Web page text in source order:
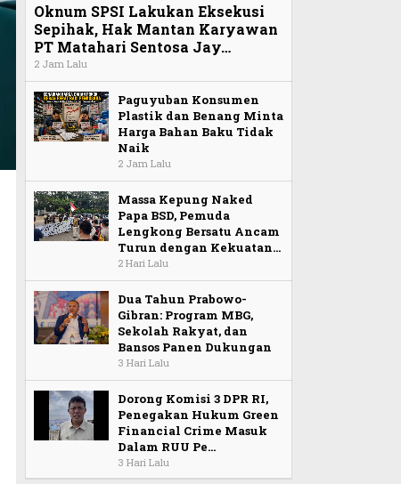
Oknum SPSI Lakukan Eksekusi
Sepihak, Hak Mantan Karyawan
PT Matahari Sentosa Jay…
2 Jam Lalu
Paguyuban Konsumen
Plastik dan Benang Minta
Harga Bahan Baku Tidak
Naik
2 Jam Lalu
Massa Kepung Naked
Papa BSD, Pemuda
Lengkong Bersatu Ancam
Turun dengan Kekuatan…
2 Hari Lalu
Dua Tahun Prabowo-
Gibran: Program MBG,
Sekolah Rakyat, dan
Bansos Panen Dukungan
3 Hari Lalu
Dorong Komisi 3 DPR RI,
Penegakan Hukum Green
Financial Crime Masuk
Dalam RUU Pe…
3 Hari Lalu